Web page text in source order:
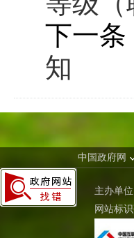
下一条
知
中国政府网
主办单
网站标